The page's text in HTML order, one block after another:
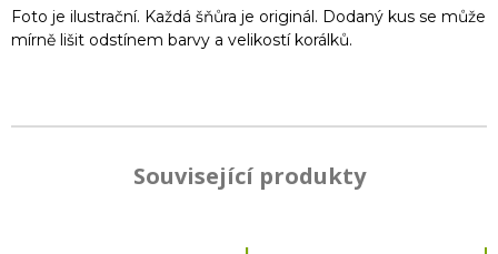
Foto je ilustrační. Každá šňůra je originál. Dodaný kus se může
mírně lišit odstínem barvy a velikostí korálků.
Související produkty